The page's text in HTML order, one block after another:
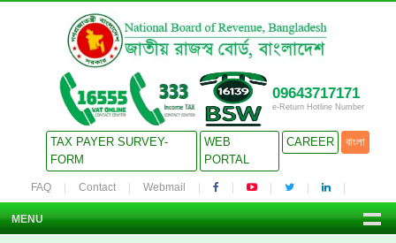
09643717171
e-Return Hotline Number
TAX PAYER SURVEY-
FORM
WEB
PORTAL
CAREER বাংলা
FAQ Contact Webmail
MENU